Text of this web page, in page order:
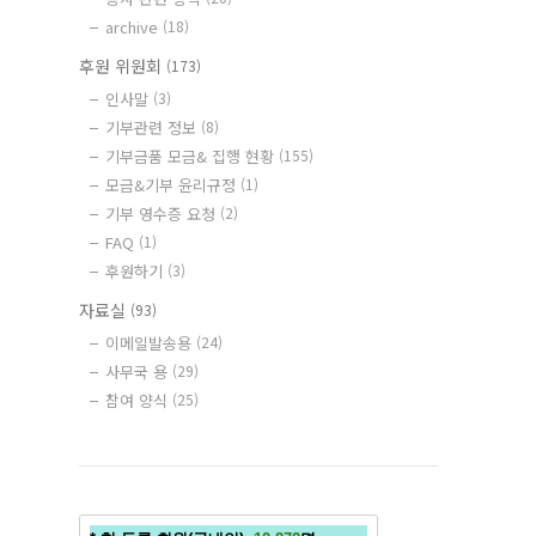
archive (18)
후원 위원회 (173)
인사말 (3)
기부관련 정보 (8)
기부금품 모금& 집행 현황 (155)
모금&기부 윤리규정 (1)
기부 영수증 요청 (2)
FAQ (1)
후원하기 (3)
자료실 (93)
이메일발송용 (24)
사무국 용 (29)
참여 양식 (25)